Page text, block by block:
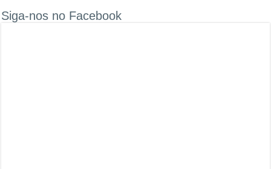
Siga-nos no Facebook